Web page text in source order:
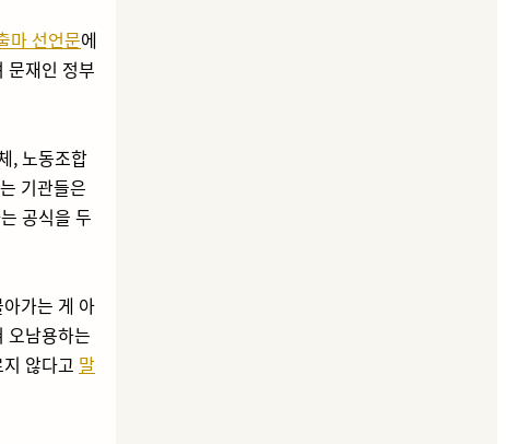
마 선언문에
문재인 정부
, 노동조합
기관들은
공식을 두
아가는 게 아
오남용하는
않다고 말